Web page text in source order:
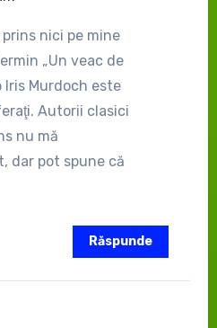
nici pe mine
„Un veac de
Iris Murdoch este
Autorii clasici
nu mă
dar pot spune că
Răspunde